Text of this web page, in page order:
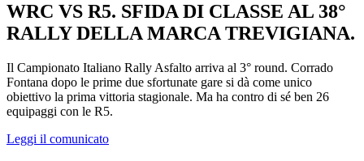
WRC VS R5. SFIDA DI CLASSE AL 38°
RALLY DELLA MARCA TREVIGIANA.
Il Campionato Italiano Rally Asfalto arriva al 3° round. Corrado
Fontana dopo le prime due sfortunate gare si dà come unico
obiettivo la prima vittoria stagionale. Ma ha contro di sé ben 26
equipaggi con le R5.
Leggi il comunicato